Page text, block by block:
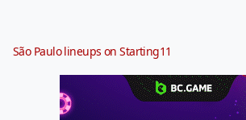
São Paulo lineups on Starting11